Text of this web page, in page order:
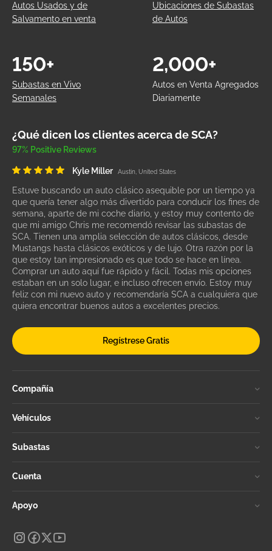
Autos Usados y de
Salvamento en venta
Ubicaciones de Subastas
de Autos
Subastas en Vivo
Semanales
150+
Autos en Venta Agregados
Diariamente
2,000+
¿Qué dicen los clientes acerca de SCA?
97% Positive Reviews
Kyle Miller Austin, United States
Estuve buscando un auto clásico asequible por un tiempo ya
que quería tener algo más divertido para conducir los fines de
semana, aparte de mi coche diario, y estoy muy contento de
que mi amigo Chris me recomendó revisar las subastas de
SCA. Tienen una amplia selección de autos clásicos, desde
Mustangs hasta clásicos exóticos y de lujo. Otra razón por la
que estoy tan impresionado es que todo se hace en línea.
Comprar un auto aquí fue rápido y fácil. Todas mis opciones
estaban en un solo lugar, e incluso ofrecen envío. Estoy muy
feliz con mi nuevo auto y recomendaría SCA a cualquiera que
quiera encontrar buenos autos a excelentes precios.
Regístrese Gratis
Compañía
Vehículos
Subastas
Cuenta
Apoyo